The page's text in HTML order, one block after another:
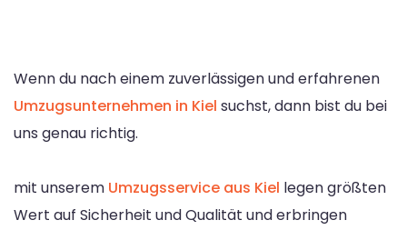
Wenn du nach einem zuverlässigen und erfahrenen
Umzugsunternehmen in Kiel suchst, dann bist du bei
uns genau richtig.
mit unserem Umzugsservice aus Kiel legen größten
Wert auf Sicherheit und Qualität und erbringen